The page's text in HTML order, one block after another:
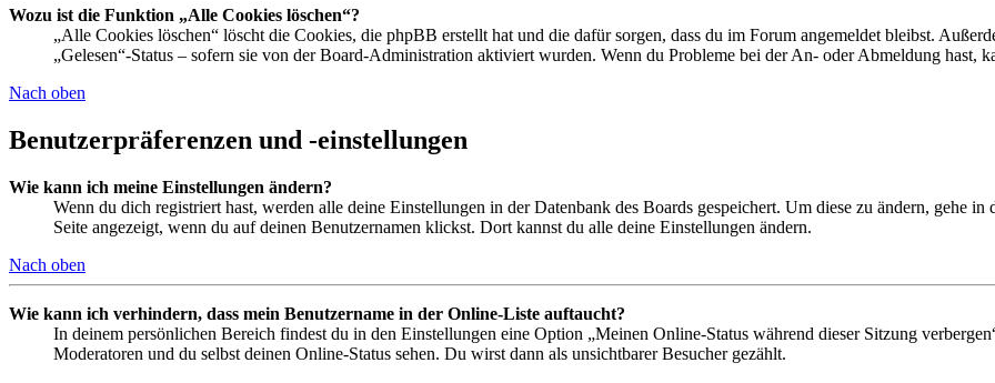
Wozu ist die Funktion „Alle Cookies löschen“?
„Alle Cookies löschen“ löscht die Cookies, die phpBB erstellt hat und die dafür sorgen, dass du im Forum angemeldet bleibst.
„Gelesen“-Status – sofern sie von der Board-Administration aktiviert wurden. Wenn du Probleme bei der An- oder Abmeldung hast,
Nach oben
Benutzerpräferenzen und -einstellungen
Wie kann ich meine Einstellungen ändern?
Wenn du dich registriert hast, werden alle deine Einstellungen in der Datenbank des Boards gespeichert. Um diese zu ändern, gehe
Seite angezeigt, wenn du auf deinen Benutzernamen klickst. Dort kannst du alle deine Einstellungen ändern.
Nach oben
Wie kann ich verhindern, dass mein Benutzername in der Online-Liste auftaucht?
In deinem persönlichen Bereich findest du in den Einstellungen eine Option „Meinen Online-Status während dieser Sitzung
Moderatoren und du selbst deinen Online-Status sehen. Du wirst dann als unsichtbarer Besucher gezählt.